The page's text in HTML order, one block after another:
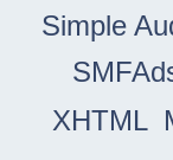
Simple
XHTML